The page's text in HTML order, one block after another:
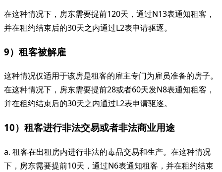
在这种情况下，房东需要提前120天，通过N13表通知租客，
并在租约结束后的30天之内通过L2表申请驱逐。
9）租客被解雇
这种情况仅适用于该房是租客的雇主专门为雇员准备的房子。
在这种情况下，房东需要提前28或者60天发N8表通知租客，
并在租约结束后的30天之内通过L2表申请驱逐。
10）租客进行非法交易或者非法商业用途
a. 租客在出租房内进行非法的毒品交易和生产。在这种情况
下，房东需要提前10天，通过N6表通知租客，并在租约结束